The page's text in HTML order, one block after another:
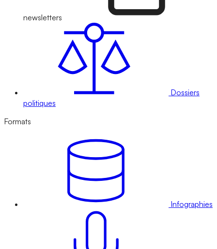
newsletters
Dossiers
politiques
Formats
Infographies